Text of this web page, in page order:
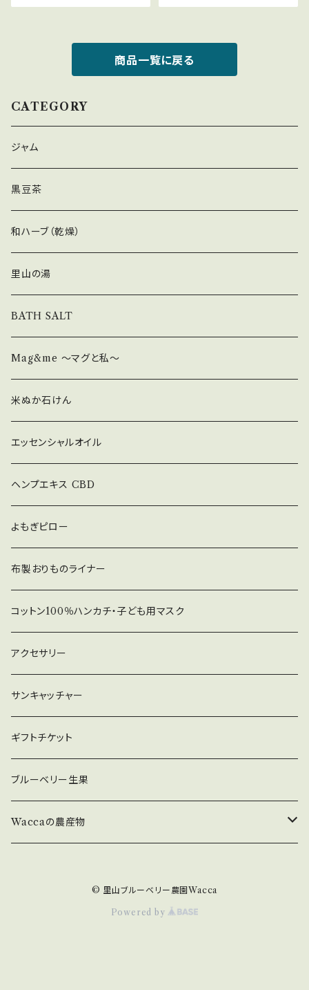
商品一覧に戻る
CATEGORY
ジャム
黒豆茶
和ハーブ（乾燥）
里山の湯
BATH SALT
Mag&me ～マグと私～
米ぬか石けん
エッセンシャルオイル
ヘンプエキス CBD
よもぎピロー
布製おりものライナー
コットン100％ハンカチ・子ども用マスク
アクセサリー
サンキャッチャー
ギフトチケット
ブルーベリー生果
Waccaの農産物
© 里山ブルーベリー農園Wacca
Powered by